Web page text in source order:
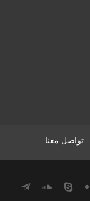
تواصل معنا